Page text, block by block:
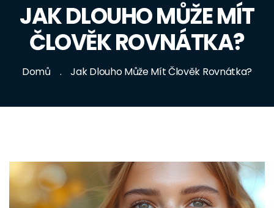
JAK DLOUHO MŮŽE MÍT
ČLOVĚK ROVNÁTKA?
Domů Jak Dlouho Může Mít Člověk Rovnátka?